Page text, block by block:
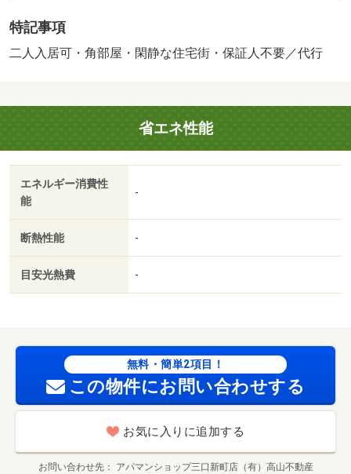
費］ＬＰガス料金はご契約前にＬＰガス事業者にご確認い
ただけます。 ルームクリーニング料金にエアコンクリー
／フローリング／シャワー付洗面台／ＴＶインターホン／
室内洗濯置／シューズボックス／システムキッチン／角住
戸／温水洗浄便座／脱衣所／洗面所独立／洗面化粧台／２
口コンロ／閑静な住宅地／ＢＳ・ＣＳ／敷金不要／照明付
／全居室洋室／保証人不要／二人入居相談／全居室フロー
リング／３面採光／専用庭／物置／駅まで平坦／ネット使
棟無／平面駐車場／全居室６畳以上／プロパンガス／洗面
所にドア／室内物干機／ＢＳ／年内入居可／礼金１ヶ月／
保証会社利用可／全室照明付／スギ薬局県庁前店（ドラッ
金沢示野（スーパー）まで１３４７ｍ／北町児童公園（そ
の他）まで１３８６ｍ／北町児童公園（公園）まで１３８
６ｍ/賃貸戸数:8戸
特記事項
二人入居可・角部屋・閑静な住宅街・保証人不要／代行
省エネ性能
エネルギー消費性
能
-
断熱性能 -
目安光熱費 -
無料・簡単2項目！
この物件にお問い合わせする
お気に入りに追加する
お問い合わせ先 アパマンショップ三口新町店（有）高山不動産